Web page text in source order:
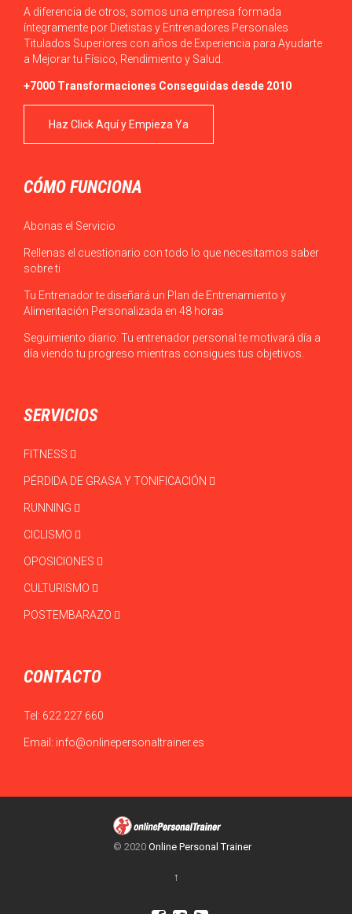
A diferencia de otros, somos una empresa formada
íntegramente por Dietistas y Entrenadores Personales
Titulados Superiores con años de Experiencia para Ayudarte
a Mejorar tu Físico, Rendimiento y Salud.
+7000 Transformaciones Conseguidas desde 2010
Haz Click Aquí y Empieza Ya
CÓMO FUNCIONA
Abonas el Servicio
Rellenas el cuestionario con todo lo que necesitamos saber
sobre ti
Tu Entrenador te diseñará un Plan de Entrenamiento y
Alimentación Personalizada en 48 horas
Seguimiento diario: Tu entrenador personal te motivará día a
día viendo tu progreso mientras consigues tus objetivos.
SERVICIOS
FITNESS
PÉRDIDA DE GRASA Y TONIFICACIÓN
RUNNING
CICLISMO
OPOSICIONES
CULTURISMO
POSTEMBARAZO
CONTACTO
Tel: 622 227 660
Email: info@onlinepersonaltrainer.es
© 2020 Online Personal Trainer
↑